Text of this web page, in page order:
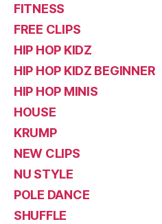
FITNESS
FREE CLIPS
HIP HOP KIDZ
HIP HOP KIDZ BEGINNER
HIP HOP MINIS
HOUSE
KRUMP
NEW CLIPS
NU STYLE
POLE DANCE
SHUFFLE